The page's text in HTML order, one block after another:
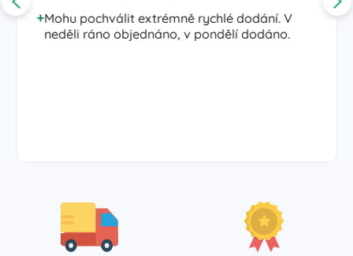
Mohu pochválit extrémně rychlé dodání. V
neděli ráno objednáno, v pondělí dodáno.